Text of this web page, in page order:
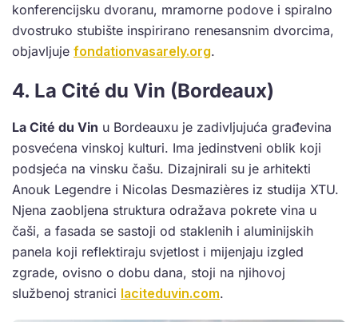
konferencijsku dvoranu, mramorne podove i spiralno
dvostruko stubište inspirirano renesansnim dvorcima,
objavljuje fondationvasarely.org.
4. La Cité du Vin (Bordeaux)
La Cité du Vin u Bordeauxu je zadivljujuća građevina
posvećena vinskoj kulturi. Ima jedinstveni oblik koji
podsjeća na vinsku čašu. Dizajnirali su je arhitekti
Anouk Legendre i Nicolas Desmazières iz studija XTU.
Njena zaobljena struktura odražava pokrete vina u
čaši, a fasada se sastoji od staklenih i aluminijskih
panela koji reflektiraju svjetlost i mijenjaju izgled
zgrade, ovisno o dobu dana, stoji na njihovoj
službenoj stranici laciteduvin.com.